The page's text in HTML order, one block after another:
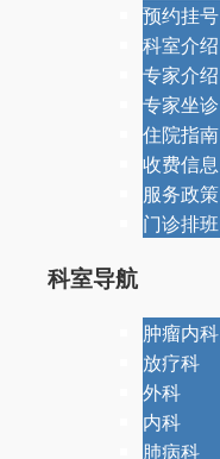
预约挂号
科室介绍
专家介绍
专家坐诊
住院指南
收费信息
服务政策
门诊排班
科室导航
肿瘤内科
放疗科
外科
内科
肺病科